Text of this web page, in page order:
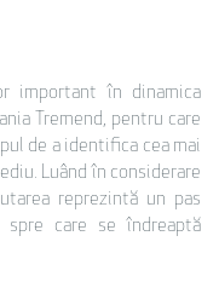
important în dinamica
Tremend, pentru care
de a identifica cea mai
Luând în considerare
reprezintă un pas
care se îndreaptă